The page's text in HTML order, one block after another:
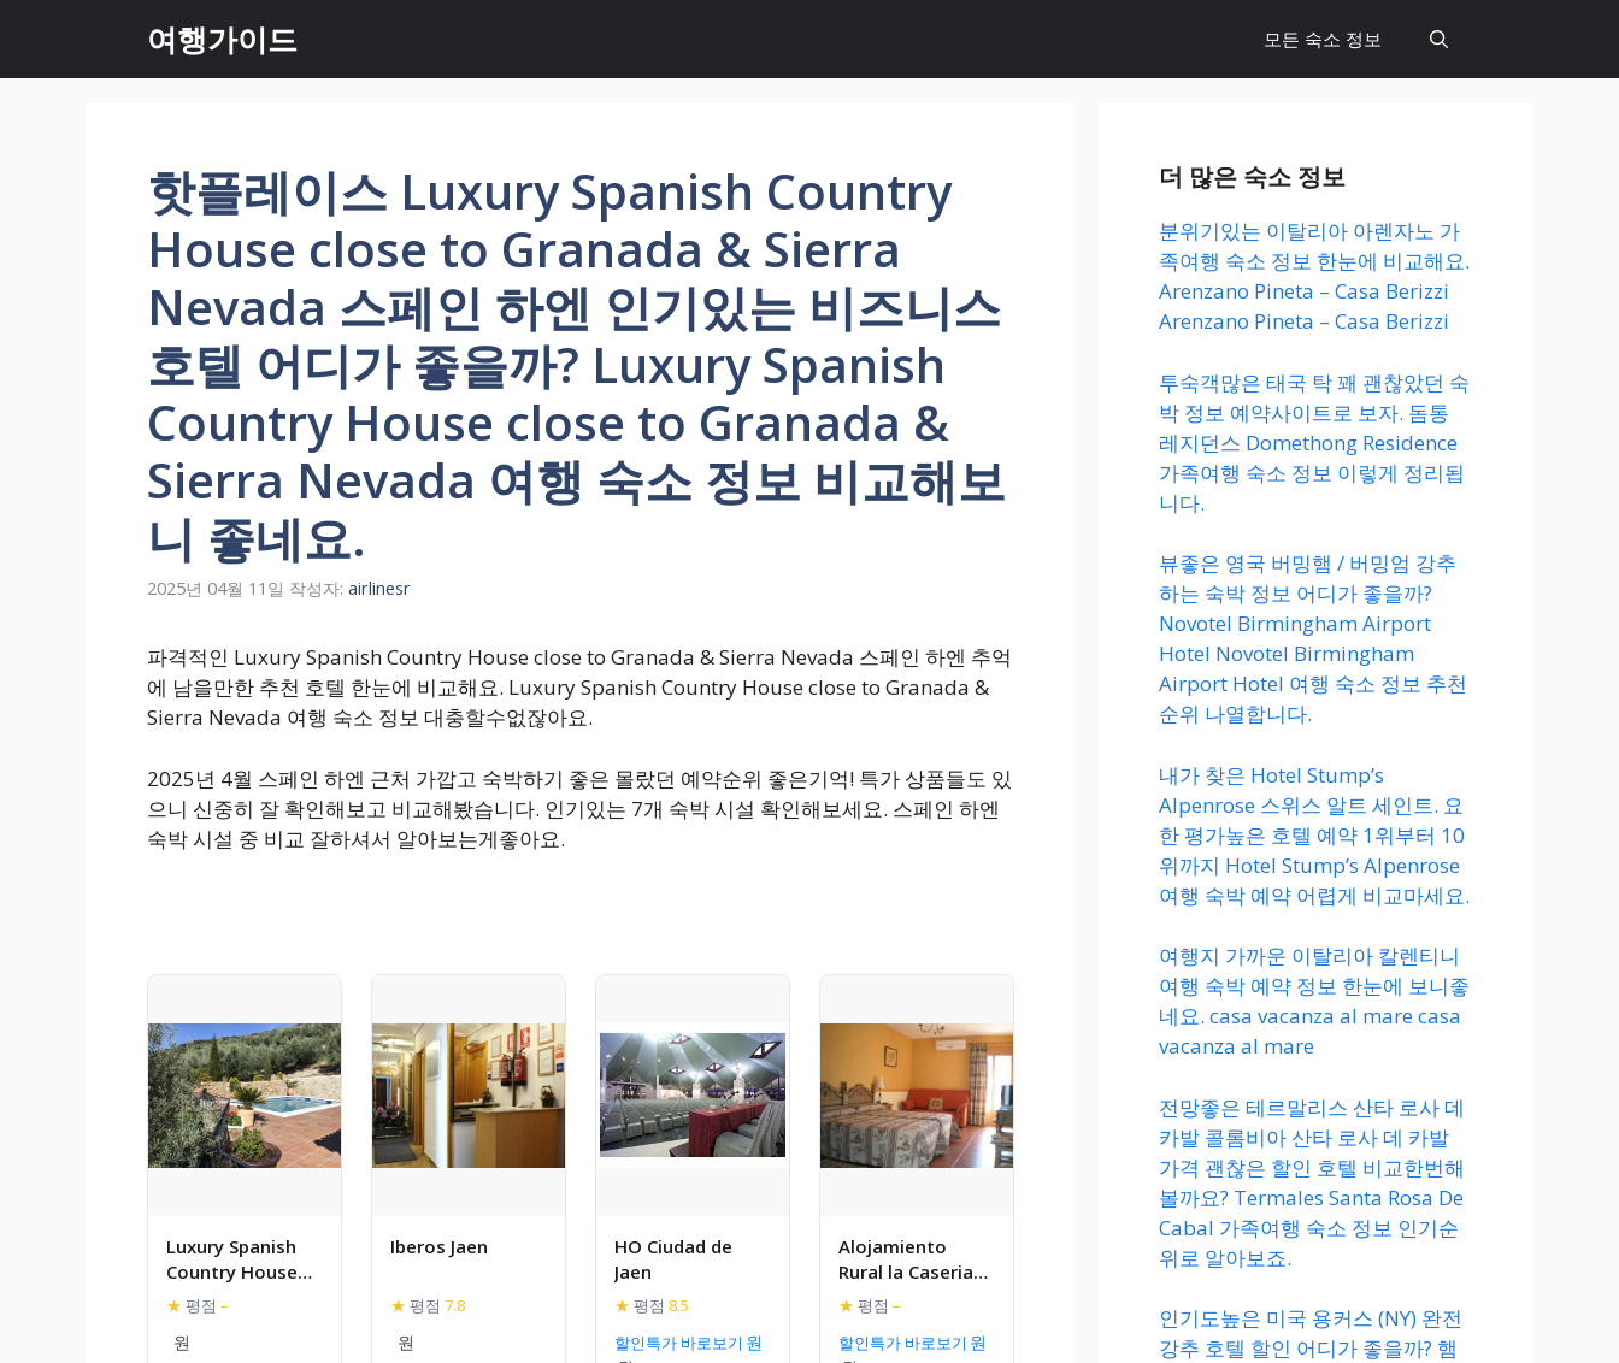
츠
여행가이드 모든 숙소 정보
핫플레이스 Luxury Spanish Country
House close to Granada & Sierra
Nevada 스페인 하엔 인기있는 비즈니스
호텔 어디가 좋을까? Luxury Spanish
Country House close to Granada &
Sierra Nevada 여행 숙소 정보 비교해보
니 좋네요.
2025년 04월 11일 작성자: airlinesr
파격적인 Luxury Spanish Country House close to Granada & Sierra Nevada 스페인 하엔 추억
에 남을만한 추천 호텔 한눈에 비교해요. Luxury Spanish Country House close to Granada &
Sierra Nevada 여행 숙소 정보 대충할수없잖아요.
2025년 4월 스페인 하엔 근처 가깝고 숙박하기 좋은 몰랐던 예약순위 좋은기억! 특가 상품들도 있
으니 신중히 잘 확인해보고 비교해봤습니다. 인기있는 7개 숙박 시설 확인해보세요. 스페인 하엔
숙박 시설 중 비교 잘하셔서 알아보는게좋아요.
Luxury Spanish
Country House
close to Granada
& Sierra Nevada
★ 평점 –
Iberos Jaen
★ 평점 7.8
HO Ciudad de
Jaen
★ 평점 8.5
할인특가 바로보기
Alojamiento
Rural la Caseria
de Piedra
Restaurante
★ 평점 –
할인특가 바로보기
더 많은 숙소 정보
분위기있는 이탈리아 아렌자노 가
족여행 숙소 정보 한눈에 비교해요.
Arenzano Pineta – Casa Berizzi
Arenzano Pineta – Casa Berizzi
투숙객많은 태국 탁 꽤 괜찮았던 숙
박 정보 예약사이트로 보자. 돔통
레지던스 Domethong Residence
가족여행 숙소 정보 이렇게 정리됩
니다.
뷰좋은 영국 버밍햄 / 버밍엄 강추
하는 숙박 정보 어디가 좋을까?
Novotel Birmingham Airport
Hotel Novotel Birmingham
Airport Hotel 여행 숙소 정보 추천
순위 나열합니다.
내가 찾은 Hotel Stump’s
Alpenrose 스위스 알트 세인트. 요
한 평가높은 호텔 예약 1위부터 10
위까지 Hotel Stump’s Alpenrose
여행 숙박 예약 어렵게 비교마세요.
여행지 가까운 이탈리아 칼렌티니
여행 숙박 예약 정보 한눈에 보니좋
네요. casa vacanza al mare casa
vacanza al mare
전망좋은 테르말리스 산타 로사 데
카발 콜롬비아 산타 로사 데 카발
가격 괜찮은 할인 호텔 비교한번해
볼까요? Termales Santa Rosa De
Cabal 가족여행 숙소 정보 인기순
위로 알아보죠.
인기도높은 미국 용커스 (NY) 완전
강추 호텔 할인 어디가 좋을까? 햄